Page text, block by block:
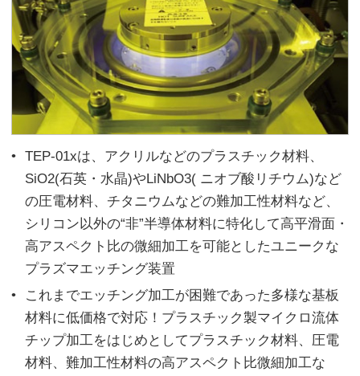
TEP-01xは、アクリルなどのプラスチック材料、
SiO2(石英・水晶)やLiNbO3( ニオブ酸リチウム)など
の圧電材料、チタニウムなどの難加工性材料など、
シリコン以外の“非”半導体材料に特化して高平滑面・
高アスペクト比の微細加工を可能としたユニークな
プラズマエッチング装置
これまでエッチング加工が困難であった多様な基板
材料に低価格で対応！プラスチック製マイクロ流体
チップ加工をはじめとしてプラスチック材料、圧電
材料、難加工性材料の高アスペクト比微細加工な